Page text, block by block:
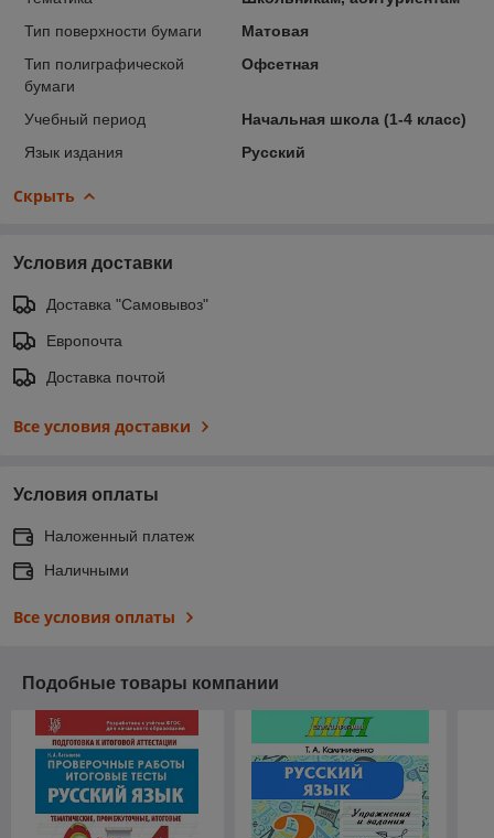
Тип поверхности бумаги
Матовая
Тип полиграфической
бумаги
Офсетная
Учебный период
Начальная школа (1-4 класс)
Язык издания
Русский
Скрыть
Условия доставки
Доставка "Самовывоз"
Европочта
Доставка почтой
Все условия доставки
Условия оплаты
Наложенный платеж
Наличными
Все условия оплаты
Подобные товары компании